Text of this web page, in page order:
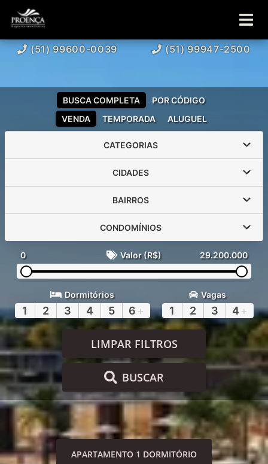
(51) 99600-0039 (51) 99947-2500
VENDA TEMPORADA ALUGUEL
BUSCA COMPLETA POR CÓDIGO
CATEGORIAS
CIDADES
BAIRROS
CONDOMÍNIOS
0 Valor (R$) 29.200.000
Dormitórios
1 2 3 4 5 6 +
Vagas
1 2 3 4 +
LIMPAR FILTROS
BUSCAR
APARTAMENTO 1 DORMITÓRIO